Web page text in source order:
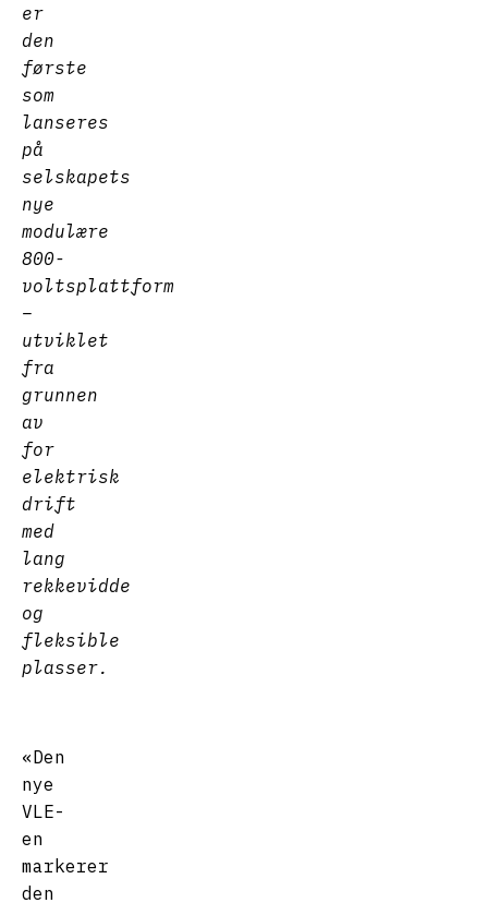
er
den
første
som
lanseres
på
selskapets
nye
modulære
800-
voltsplattform
–
utviklet
fra
grunnen
av
for
elektrisk
drift
med
lang
rekkevidde
og
fleksible
plasser.
«Den
nye
VLE-
en
markerer
den